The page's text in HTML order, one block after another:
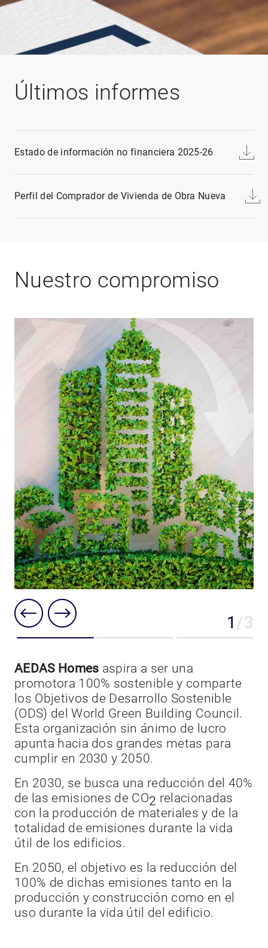
Últimos informes
Estado de información no financiera 2025-26
Perfil del Comprador de Vivienda de Obra Nueva
Nuestro compromiso
AEDAS Homes aspira a ser una
promotora 100% sostenible y comparte
los Objetivos de Desarrollo Sostenible
(ODS) del World Green Building Council.
Esta organización sin ánimo de lucro
apunta hacia dos grandes metas para
cumplir en 2030 y 2050.
En 2030, se busca una reducción del 40%
de las emisiones de CO2 relacionadas
con la producción de materiales y de la
totalidad de emisiones durante la vida
útil de los edificios.
En 2050, el objetivo es la reducción del
100% de dichas emisiones tanto en la
producción y construcción como en el
uso durante la vida útil del edificio.
1 3